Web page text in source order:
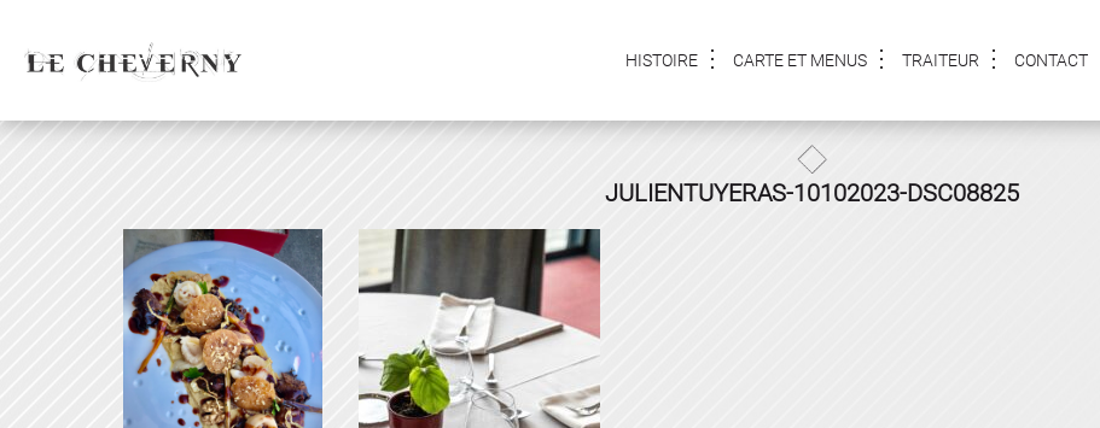
HISTOIRE CARTE ET MENUS TRAITEUR CONTACT
JULIENTUYERAS-10102023-DSC08825